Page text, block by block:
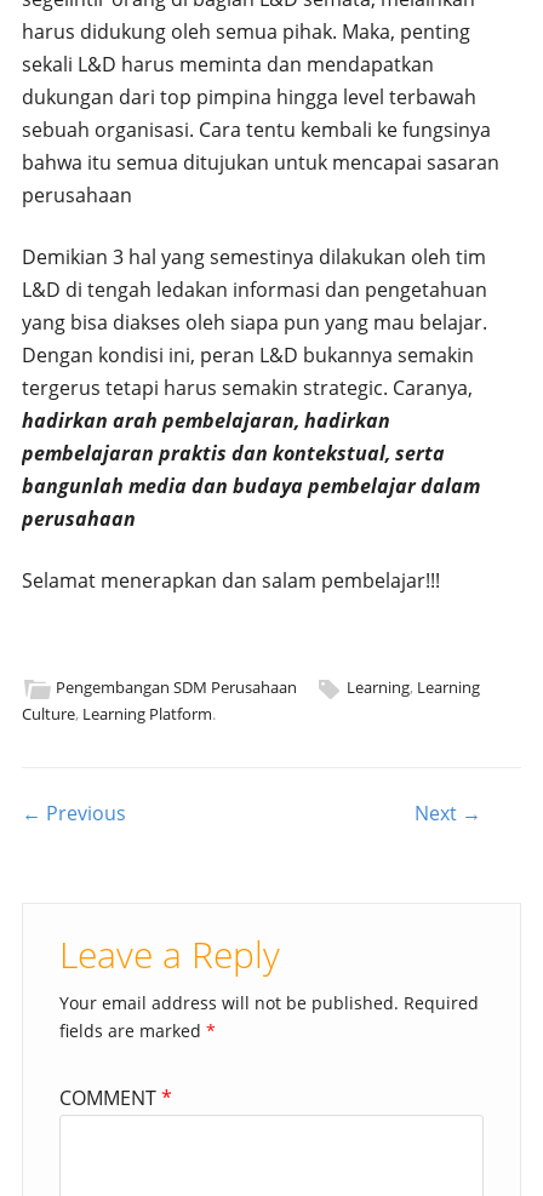
harus didukung oleh semua pihak. Maka, penting
sekali L&D harus meminta dan mendapatkan
dukungan dari top pimpina hingga level terbawah
sebuah organisasi. Cara tentu kembali ke fungsinya
bahwa itu semua ditujukan untuk mencapai sasaran
perusahaan
Demikian 3 hal yang semestinya dilakukan oleh tim
L&D di tengah ledakan informasi dan pengetahuan
yang bisa diakses oleh siapa pun yang mau belajar.
Dengan kondisi ini, peran L&D bukannya semakin
tergerus tetapi harus semakin strategic. Caranya,
hadirkan arah pembelajaran, hadirkan
pembelajaran praktis dan kontekstual, serta
bangunlah media dan budaya pembelajar dalam
perusahaan
Selamat menerapkan dan salam pembelajar!!!
Pengembangan SDM Perusahaan Learning, Learning
Culture, Learning Platform.
Post navigation
← Previous Next →
Leave a Reply
Your email address will not be published. Required
fields are marked *
COMMENT*